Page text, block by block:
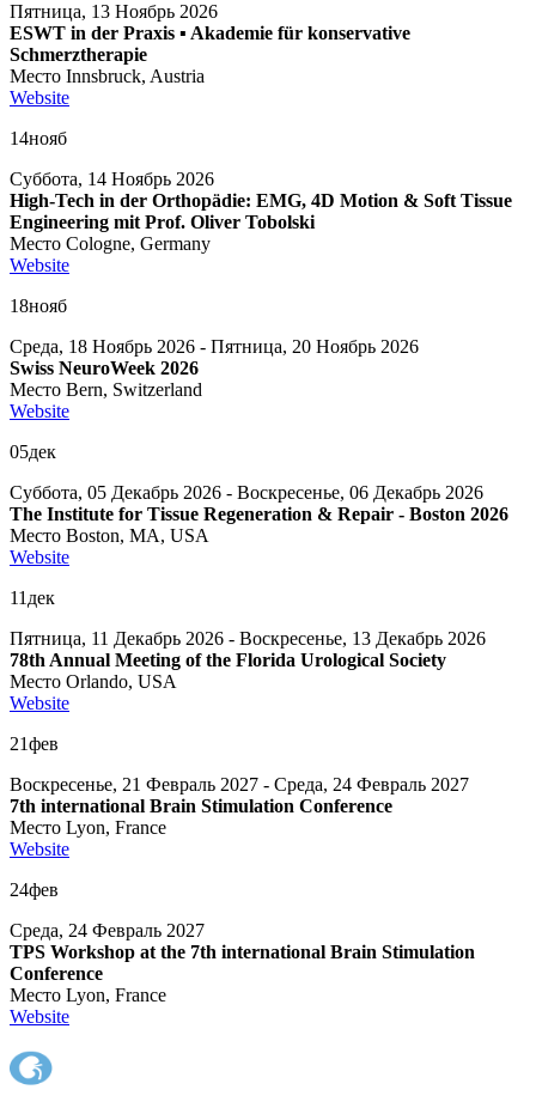
Пятница, 13 Ноябрь 2026
ESWT in der Praxis ▪ Akademie für konservative
Schmerztherapie
Место Innsbruck, Austria
Website
14нояб
Суббота, 14 Ноябрь 2026
High-Tech in der Orthopädie: EMG, 4D Motion & Soft Tissue
Engineering mit Prof. Oliver Tobolski
Место Cologne, Germany
Website
18нояб
Среда, 18 Ноябрь 2026 - Пятница, 20 Ноябрь 2026
Swiss NeuroWeek 2026
Место Bern, Switzerland
Website
05дек
Суббота, 05 Декабрь 2026 - Воскресенье, 06 Декабрь 2026
The Institute for Tissue Regeneration & Repair - Boston 2026
Место Boston, MA, USA
Website
11 дек
Пятница, 11 Декабрь 2026 - Воскресенье, 13 Декабрь 2026
78th Annual Meeting of the Florida Urological Society
Место Orlando, USA
Website
21фев
Воскресенье, 21 Февраль 2027 - Среда, 24 Февраль 2027
7th international Brain Stimulation Conference
Место Lyon, France
Website
24фев
Среда, 24 Февраль 2027
TPS Workshop at the 7th international Brain Stimulation
Conference
Место Lyon, France
Website